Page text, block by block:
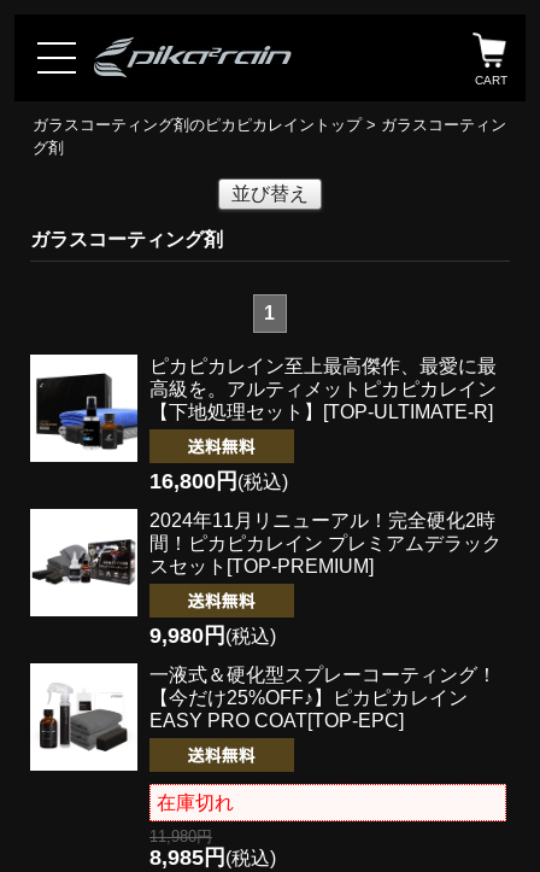
CART
ガラスコーティング剤のピカピカレイントップ> ガラスコーティン
グ剤
並び替え
ガラスコーティング剤
1
ピカピカレイン至上最高傑作、最愛に最
高級を。 アルティメットピカピカレイン
【下地処理セット】[TOP-ULTIMATE-R]
16,800円 (税込)
2024年11月リニューアル！完全硬化2時
間！ ピカピカレイン プレミアムデラック
スセット[TOP-PREMIUM]
9,980円 (税込)
一液式＆硬化型スプレーコーティング！
【今だけ25%OFF♪】ピカピカレイン
EASY PRO COAT[TOP-EPC]
在庫切れ
11,980円
8,985円 (税込)